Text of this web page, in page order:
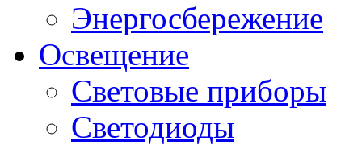
Энергосбережение
Освещение
Световые приборы
Светодиоды